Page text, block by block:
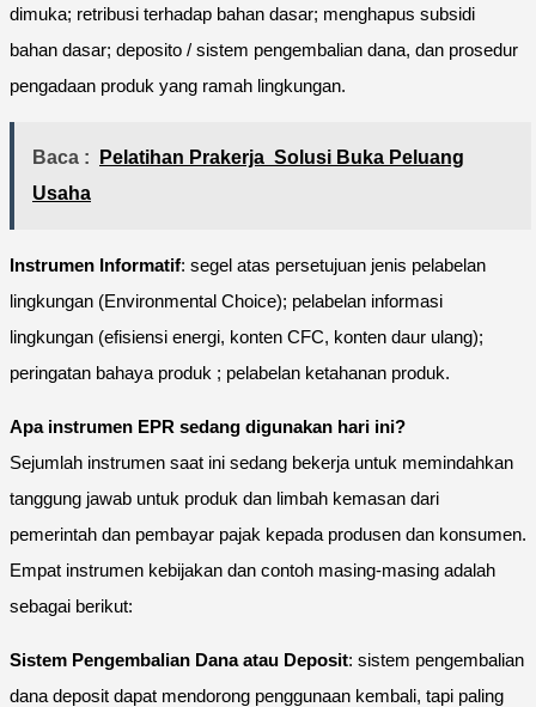
dimuka; retribusi terhadap bahan dasar; menghapus subsidi
bahan dasar; deposito / sistem pengembalian dana, dan prosedur
pengadaan produk yang ramah lingkungan.
Baca :
Pelatihan Prakerja Solusi Buka Peluang
Usaha
Instrumen Informatif: segel atas persetujuan jenis pelabelan
lingkungan (Environmental Choice); pelabelan informasi
lingkungan (efisiensi energi, konten CFC, konten daur ulang);
peringatan bahaya produk ; pelabelan ketahanan produk.
Apa instrumen EPR sedang digunakan hari ini?
Sejumlah instrumen saat ini sedang bekerja untuk memindahkan
tanggung jawab untuk produk dan limbah kemasan dari
pemerintah dan pembayar pajak kepada produsen dan konsumen.
Empat instrumen kebijakan dan contoh masing-masing adalah
sebagai berikut:
Sistem Pengembalian Dana atau Deposit: sistem pengembalian
dana deposit dapat mendorong penggunaan kembali, tapi paling